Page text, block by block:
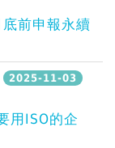
前申報永續
2025-11-03
用ISO的企